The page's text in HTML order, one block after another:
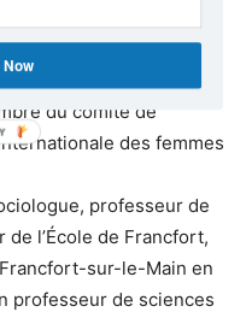
degli Studi di Roma
Studi e politiche di
Studi del territorio –
du comité de
des femmes
professeur de
l’École de Francfort,
sur-le-Main en
professeur de sciences